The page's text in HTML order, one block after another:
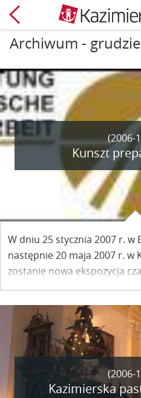
Archiwum -
(2006-
Kunszt
W dniu 25 stycznia 2007 r. w
następnie 20 maja 2007 r.
zostanie nowa ekspozycja
preparatorstwa". Jest to
współpracy, jaką od 1998 r.
proawadzą
Przyrodnicze w Kazimierzu
(2006-
Kazimierska